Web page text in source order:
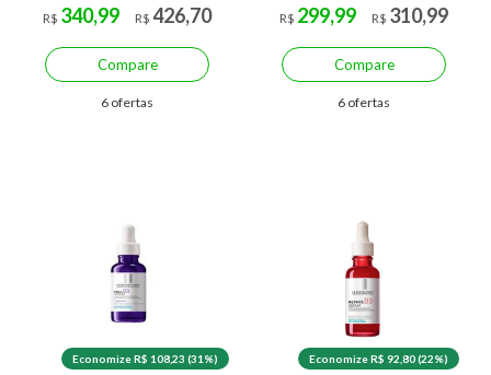
R$ 340,99
R$426,70
Compare
6 ofertas
R$ 299,99
R$ 310,99
Compare
6 ofertas
Economize R$ 108,23 (31%) Economize R$ 92,80 (22%)